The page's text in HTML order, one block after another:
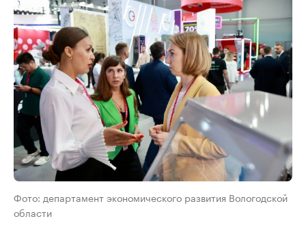
Фото: департамент экономического развития Вологодской
области